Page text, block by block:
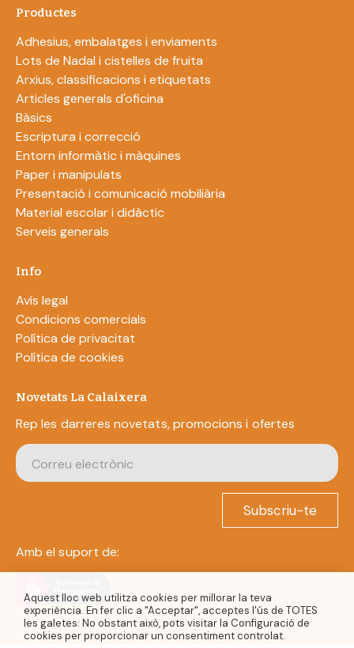
Productes
Adhesius, embalatges i enviaments
Lots de Nadal i cistelles de fruita
Arxius, classificacions i etiquetats
Articles generals d'oficina
Bàsics
Escriptura i correcció
Entorn informàtic i màquines
Paper i manipulats
Presentació i comunicació mobiliària
Material escolar i didàctic
Serveis generals
Info
Avís legal
Condicions comercials
Política de privacitat
Política de cookies
Novetats La Calaixera
Rep les darreres novetats, promocions i ofertes
Subscriu-te
Amb el suport de:
Aquest lloc web utilitza cookies per millorar la teva
experiència. En fer clic a "Acceptar", acceptes l'ús de TOTES
les galetes. No obstant això, pots visitar la Configuració de
cookies per proporcionar un consentiment controlat.